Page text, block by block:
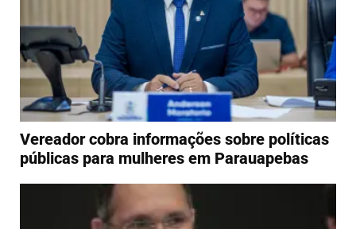
Vereador cobra informações sobre políticas
públicas para mulheres em Parauapebas